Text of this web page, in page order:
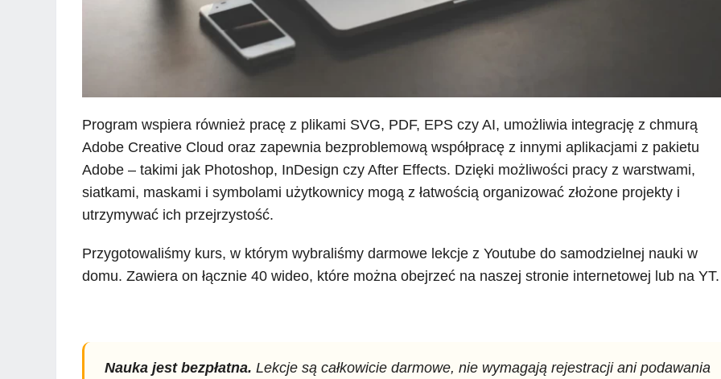
Program wspiera również pracę z plikami SVG, PDF, EPS czy AI, umożliwia integrację z chmurą
Adobe Creative Cloud oraz zapewnia bezproblemową współpracę z innymi aplikacjami z pakietu
Adobe – takimi jak Photoshop, InDesign czy After Effects. Dzięki możliwości pracy z warstwami,
siatkami, maskami i symbolami użytkownicy mogą z łatwością organizować złożone projekty i
utrzymywać ich przejrzystość.
Przygotowaliśmy kurs, w którym wybraliśmy darmowe lekcje z Youtube do samodzielnej nauki w
domu. Zawiera on łącznie 40 wideo, które można obejrzeć na naszej stronie internetowej lub na YT.
Nauka jest bezpłatna. Lekcje są całkowicie darmowe, nie wymagają rejestracji ani podawania